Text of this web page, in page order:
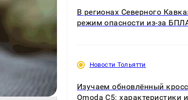
В регионах Северного
режим опасности из-за
Новости Тольятти
Изучаем обновлённый
Omoda C5: характеристики